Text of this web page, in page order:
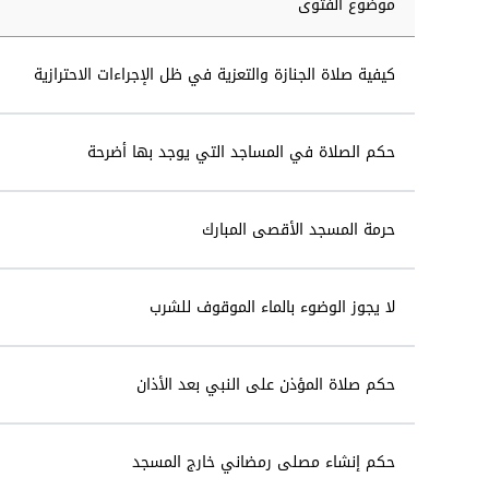
كيفية صلاة الجنازة والتعزية في ظل الإجراءات الاحترازية
حكم الصلاة في المساجد التي يوجد بها أضرحة
حرمة المسجد الأقصى المبارك
لا يجوز الوضوء بالماء الموقوف للشرب
حكم صلاة المؤذن على النبي بعد الأذان
حكم إنشاء مصلى رمضاني خارج المسجد